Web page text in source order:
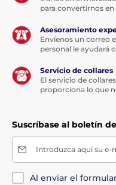
su
Puntero láser:
será aún más
Súper silencioso:la
permite que el
Sensor anticaídas
Control remoto:
con la app EBO
Comunicación
permite
una llamada
para convertirnos
Asesoramiento
Envíenos un correo
personal le ayudará
Servicio de collares
El servicio de
proporciona lo que
Suscríbase al boletín
Introduzca aquí su e-
Al enviar el